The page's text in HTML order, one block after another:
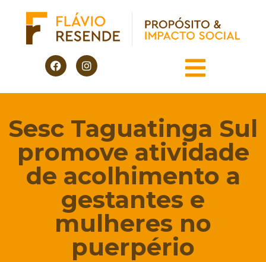
Sesc Taguatinga Sul
promove atividade
de acolhimento a
gestantes e
mulheres no
puerpério